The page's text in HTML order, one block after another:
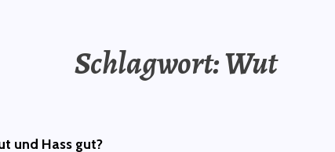
Schlagwort:Wut
und Hass gut?